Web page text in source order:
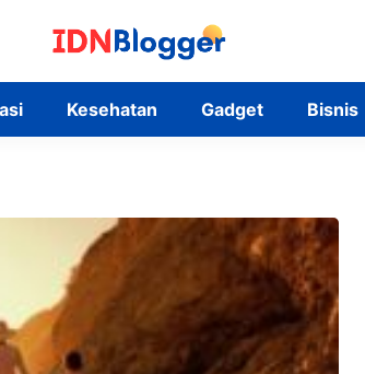
Kesehatan Gadget Bisnis